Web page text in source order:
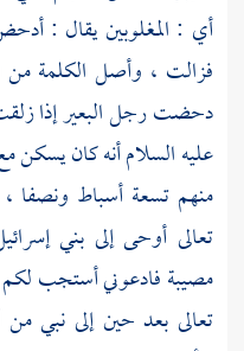
أي : المغلوبين يقال :
فزالت ، وأصل الكلمة
دحضت رجل البعير إذا
عليه السلام أنه كان يسكن
منهم تسعة أسباط ونصفا
تعالى أوحى إلى بني
مصيبة فادعوني أستجب لكم
تعالى بعد حين إلى نبي